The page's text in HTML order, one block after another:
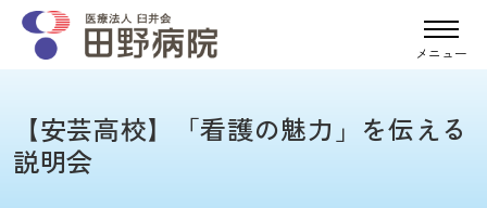
メニュー
【安芸高校】「看護の魅力」を伝える
説明会